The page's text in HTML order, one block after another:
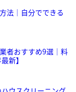
法｜自分でできる
者おすすめ9選｜料
新】